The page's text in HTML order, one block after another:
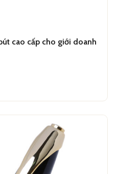
cao cấp cho giới doanh